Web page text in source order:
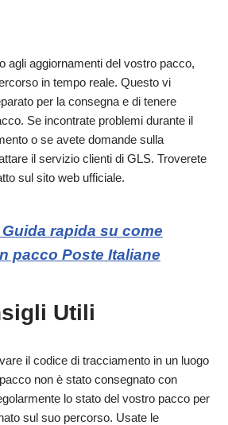
agli aggiornamenti del vostro pacco,
in tempo reale. Questo vi
per la consegna e di tenere
Se incontrate problemi durante il
o se avete domande sulla
il servizio clienti di GLS. Troverete
sul sito web ufficiale.
rapida su come
pacco Poste Italiane
Utili
il codice di tracciamento in un luogo
non è stato consegnato con
lo stato del vostro pacco per
sul suo percorso. Usate le